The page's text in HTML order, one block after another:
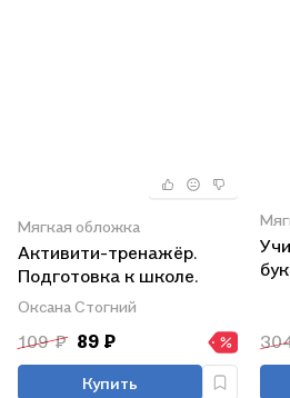
Мягкая обложка
Активити-тренажёр.
Подготовка к школе.
Готовим руку к письму
Оксана Стогний
109 ₽ 89 ₽
Купить